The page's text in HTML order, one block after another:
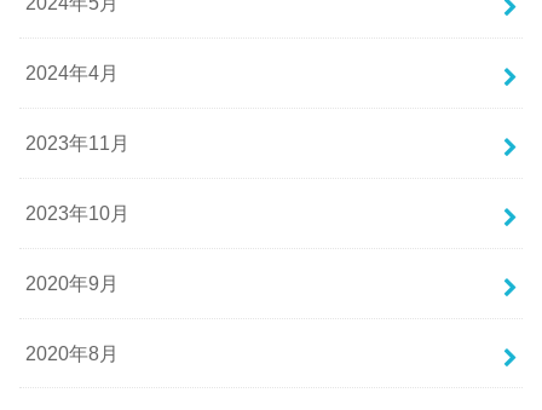
2024年4月
2023年11月
2023年10月
2020年9月
2020年8月